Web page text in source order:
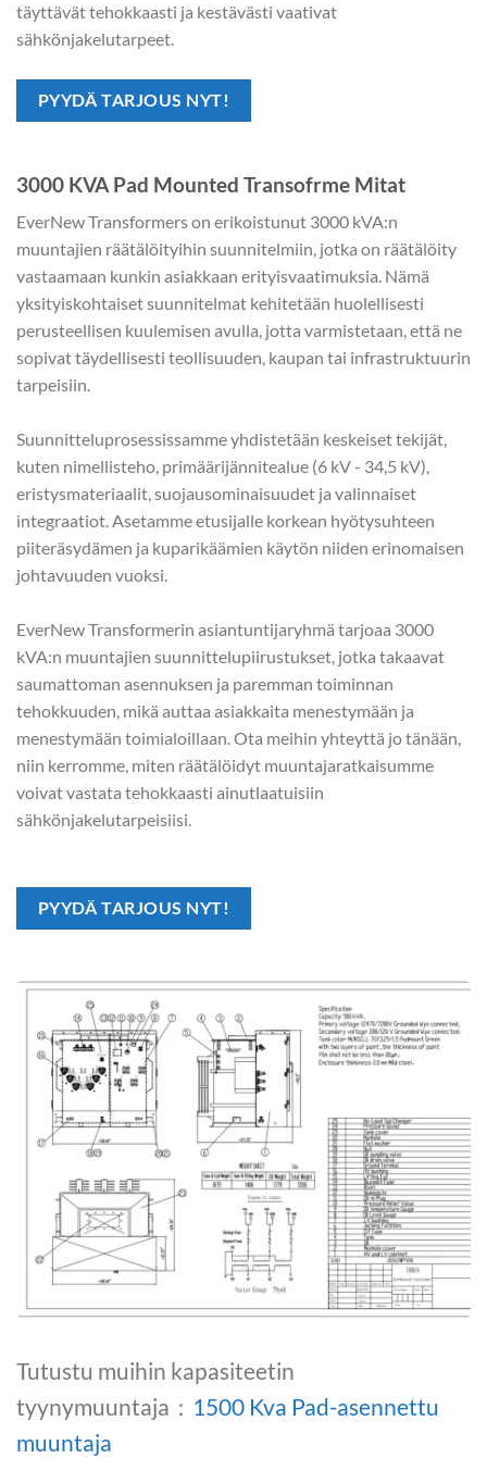
täyttävät tehokkaasti ja kestävästi vaativat
sähkönjakelutarpeet.
PYYDÄ TARJOUS NYT!
3000 KVA Pad Mounted Transofrme Mitat
EverNew Transformers on erikoistunut 3000 kVA:n
muuntajien räätälöityihin suunnitelmiin, jotka on räätälöity
vastaamaan kunkin asiakkaan erityisvaatimuksia. Nämä
yksityiskohtaiset suunnitelmat kehitetään huolellisesti
perusteellisen kuulemisen avulla, jotta varmistetaan, että ne
sopivat täydellisesti teollisuuden, kaupan tai infrastruktuurin
tarpeisiin.
Suunnitteluprosessissamme yhdistetään keskeiset tekijät,
kuten nimellisteho, primäärijännitealue (6 kV - 34,5 kV),
eristysmateriaalit, suojausominaisuudet ja valinnaiset
integraatiot. Asetamme etusijalle korkean hyötysuhteen
piiteräsydämen ja kuparikäämien käytön niiden erinomaisen
johtavuuden vuoksi.
EverNew Transformerin asiantuntijaryhmä tarjoaa 3000
kVA:n muuntajien suunnittelupiirustukset, jotka takaavat
saumattoman asennuksen ja paremman toiminnan
tehokkuuden, mikä auttaa asiakkaita menestymään ja
menestymään toimialoillaan. Ota meihin yhteyttä jo tänään,
niin kerromme, miten räätälöidyt muuntajaratkaisumme
voivat vastata tehokkaasti ainutlaatuisiin
sähkönjakelutarpeisiisi.
PYYDÄ TARJOUS NYT!
Tutustu muihin kapasiteetin
tyynymuuntaja： 1500 Kva Pad-asennettu
muuntaja